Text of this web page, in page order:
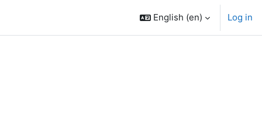
English ‎(en)‎ Log in